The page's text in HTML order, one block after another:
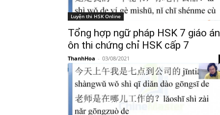
Luyện thi HSK Online
Tổng hợp ngữ pháp HSK 7 giáo án
ôn thi chứng chỉ HSK cấp 7
ThanhHoa - 03/08/2021